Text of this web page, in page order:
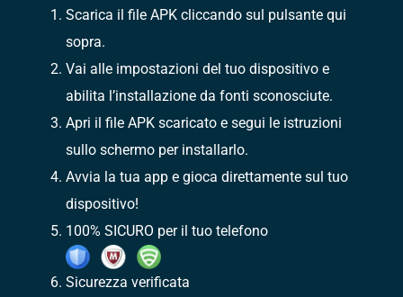
Scarica il file APK cliccando sul pulsante qui
sopra.
Vai alle impostazioni del tuo dispositivo e
abilita l’installazione da fonti sconosciute.
Apri il file APK scaricato e segui le istruzioni
sullo schermo per installarlo.
Avvia la tua app e gioca direttamente sul tuo
dispositivo!
100% SICURO per il tuo telefono
Sicurezza verificata